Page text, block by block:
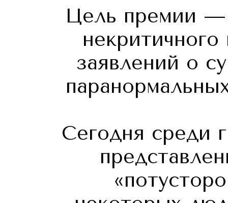
Цель премии —
заявлений о
Сегодня среди